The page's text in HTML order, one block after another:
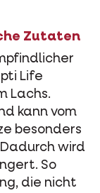
Zutaten
Life
Lachs.
kann vom
besonders
wird
So
die nicht